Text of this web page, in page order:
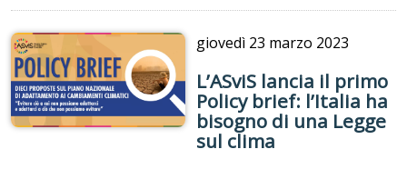
giovedì 23 marzo 2023
L’ASviS lancia il primo
Policy brief: l’Italia ha
bisogno di una Legge
sul clima